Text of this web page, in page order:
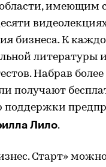
имеющим
бизнеса. К
литературы
Набрав более
получают
поддержки
Лило.
Старт»